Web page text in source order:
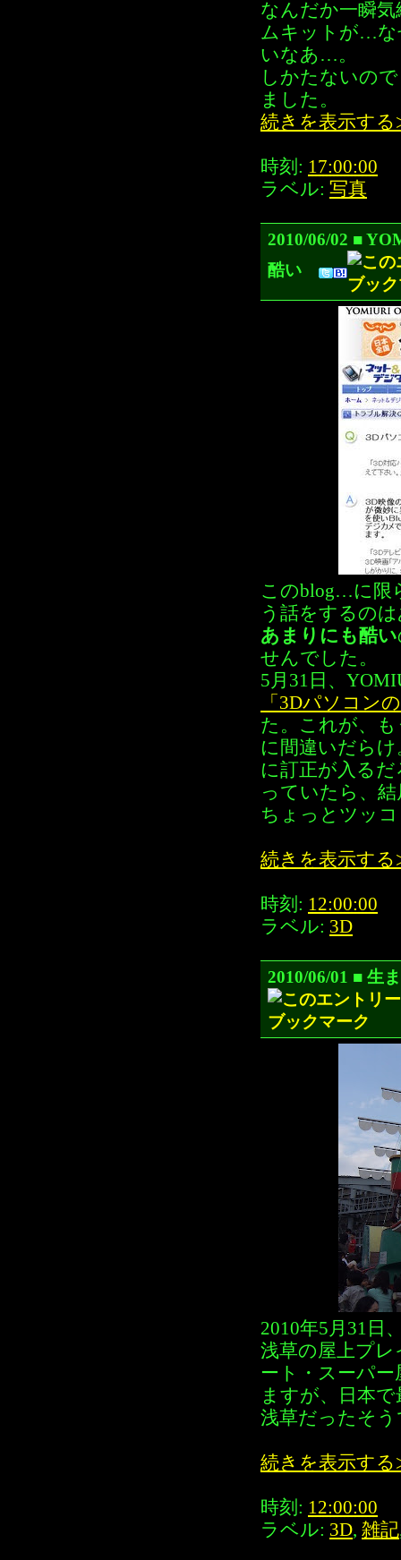
なんだか一瞬
ムキットが…な
いなあ…。
しかたないの
ました。
続きを表示す
時刻: 17:00:00
ラベル: 写真
2010/06/02 ■
酷い
このblog…に限
う話をするの
あまりにも酷い
せんでした。
5月31日、
「3Dパソコン
た。これが、
に間違いだら
に訂正が入る
っていたら、
ちょっとツッ
続きを表示す
時刻: 12:00:00
ラベル: 3D
2010/06/01 ■ 生
2010年5月31日
浅草の屋上プ
ート・スーパ
ますが、日本
浅草だったそ
続きを表示す
時刻: 12:00:00
ラベル: 3D, 雑記